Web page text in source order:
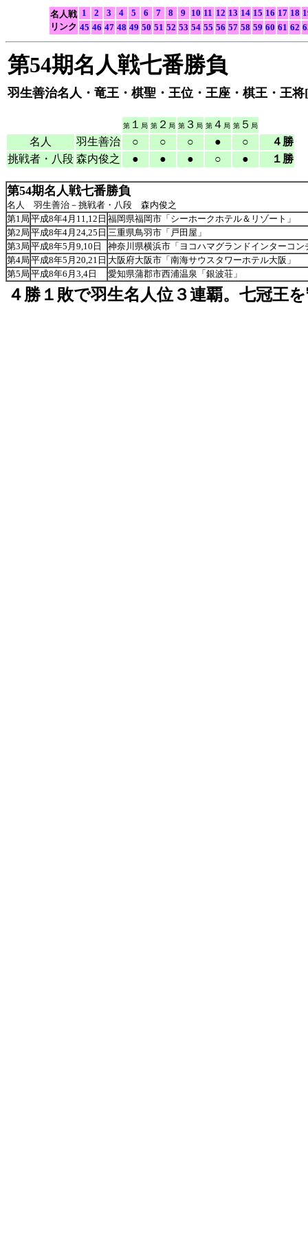
名人戦
リンク
1 2 3 4 5 6 7 8 9 10 11 12 13 14 15 16 17 18
45 46 47 48 49 50 51 52 53 54 55 56 57 58 59 60 61 62
第54期名人戦七番勝負
羽生善治名人・竜王・棋聖・王位・王座・棋王・王
第 １ 局 第 ２ 局 第 ３ 局 第 ４ 局 第 ５ 局
名人 羽生善治 ○ ○ ○ ● ○
４勝
挑戦者・八段 森内俊之 ● ● ● ○ ● １勝
第54期名人戦七番勝負
名人 羽生善治－挑戦者・八段 森内俊之
第1局 平成8年4月11,12日 福岡県福岡市「シーホークホテル＆リゾート」
第2局 平成8年4月24,25日 三重県鳥羽市「戸田屋」
第3局 平成8年5月9,10日
神奈川県横浜市「ヨコハマグランドインターコン
第4局 平成8年5月20,21日 大阪府大阪市「南海サウスタワーホテル大阪」
第5局 平成8年6月3,4日 愛知県蒲郡市西浦温泉「銀波荘」
４勝１敗で羽生名人位３連覇。七冠王